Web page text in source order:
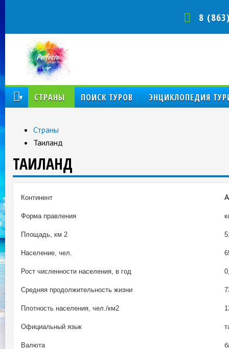
8
КОМПАНИЯ
СТРАНЫ ПОИСК ТУРОВ ЭНЦИКЛОПЕДИЯ
Страны
Таиланд
ТАИЛАНД
Континент
Форма правления
Площадь, км 2
Население, чел.
Рост численности населения, в год
Средняя продолжительность жизни
Плотность населения, чел./км2
Официальный язык
Валюта